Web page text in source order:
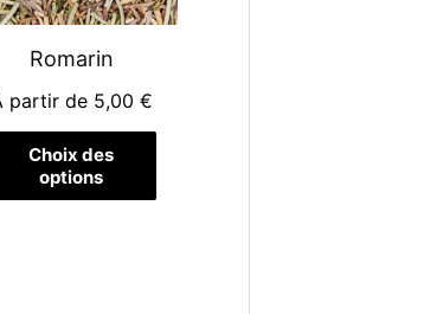
Romarin
partir de 5,00 €
Choix des
options
options